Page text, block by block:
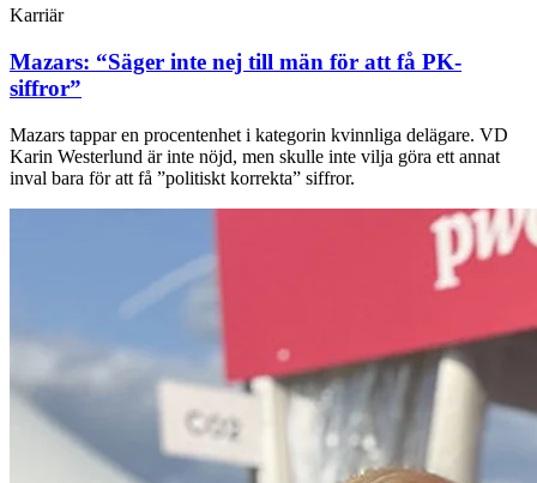
Karriär
Mazars: “Säger inte nej till män för att få PK-
siffror”
Mazars tappar en procentenhet i kategorin kvinnliga delägare. VD
Karin Westerlund är inte nöjd, men skulle inte vilja göra ett annat
inval bara för att få ”politiskt korrekta” siffror.